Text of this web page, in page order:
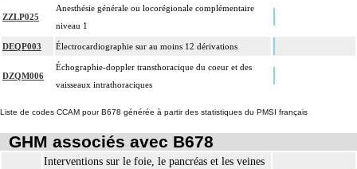
ZZLP025
Anesthésie générale ou locorégionale complémentaire
niveau 1
DEQP003 Électrocardiographie sur au moins 12 dérivations
DZQM006
Échographie-doppler transthoracique du coeur et des
vaisseaux intrathoraciques
Liste de codes CCAM pour B678 générée à partir des statistiques du PMSI français
GHM associés avec B678
Interventions sur le foie, le pancréas et les veines